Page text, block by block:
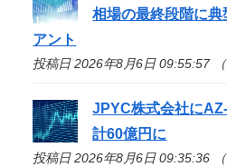
相場の最終段階に
アント
投稿日 2026年8月6日 09:55:57 （
JPYC株式会社に
計60億円に
投稿日 2026年8月6日 09:35:36 （